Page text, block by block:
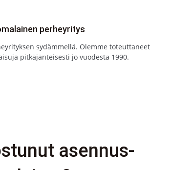
perheyritys
sydämmellä. Olemme toteuttaneet
pitkäjänteisesti jo vuodesta 1990.
asennus-